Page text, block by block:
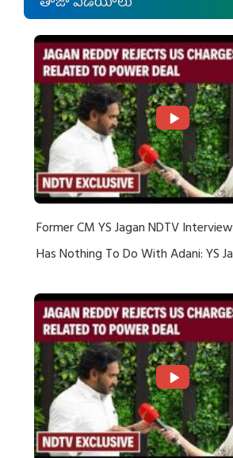
Former CM YS Jagan NDTV
Has Nothing To Do With Adani: YS